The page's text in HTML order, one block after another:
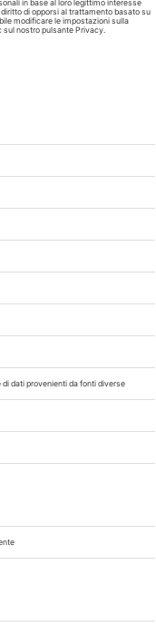
P.iva 08056040960
Forlanini 21 -
5578/2022 del